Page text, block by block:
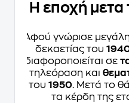
Η εποχή
Αφού γνώρισε μεγάλη
δεκαετίας του
διαφοροποιείται σε
τηλεόραση και
του 1950. Μετά το
τα κέρδη της